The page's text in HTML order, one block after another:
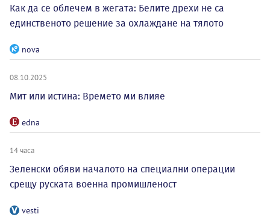
Как да се облечем в жегата: Белите дрехи не са
единственото решение за охлаждане на тялото
nova
08.10.2025
Мит или истина: Времето ми влияе
edna
14 часа
Зеленски обяви началото на специални операции
срещу руската военна промишленост
vesti